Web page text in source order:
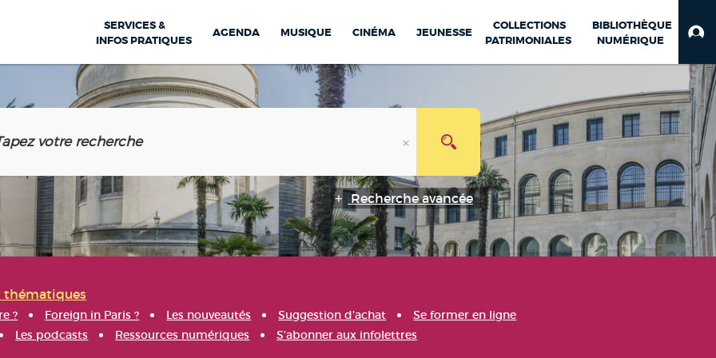
SERVICES &
INFOS PRATIQUES
AGENDA MUSIQUE CINÉMA JEUNESSE
COLLECTIONS
PATRIMONIALES
BIBLIOTHÈQUE
NUMÉRIQUE
Recherche avancée
thématiques
? Foreign in Paris ? Les nouveautés Suggestion d'achat
Se former en ligne
Les podcasts Ressources numériques S'abonner aux infolettres